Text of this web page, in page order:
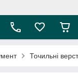
Точильні